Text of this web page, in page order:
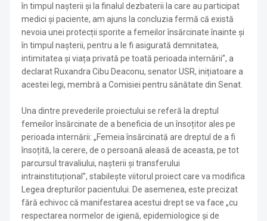
în timpul nașterii și la finalul dezbaterii la care au participat
medici și paciente, am ajuns la concluzia fermă că există
nevoia unei protecții sporite a femeilor însărcinate înainte și
în timpul nașterii, pentru a le fi asigurată demnitatea,
intimitatea și viața privată pe toată perioada internării”, a
declarat Ruxandra Cibu Deaconu, senator USR, inițiatoare a
acestei legi, membră a Comisiei pentru sănătate din Senat.
Una dintre prevederile proiectului se referă la dreptul
femeilor însărcinate de a beneficia de un însoțitor ales pe
perioada internării: „Femeia însărcinată are dreptul de a fi
însoțită, la cerere, de o persoană aleasă de aceasta, pe tot
parcursul travaliului, nașterii și transferului
intrainstituțional”, stabilește viitorul proiect care va modifica
Legea drepturilor pacientului. De asemenea, este precizat
fără echivoc că manifestarea acestui drept se va face „cu
respectarea normelor de igienă, epidemiologice și de